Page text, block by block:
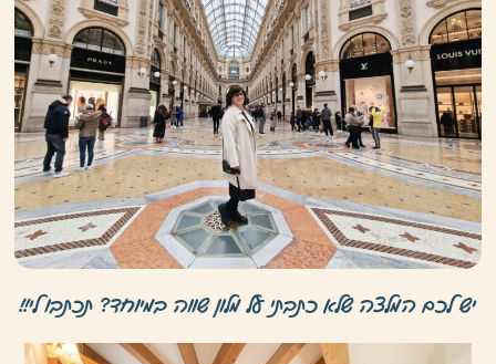
יש לכם המלצה שלא כתבתי על מלון שווה במיוחד? תכתבו לי!!